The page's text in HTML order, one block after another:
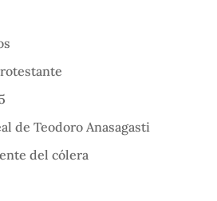
de Teodoro Anasagasti
del cólera